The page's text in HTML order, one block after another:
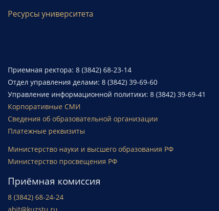
Ресурсы университета
Приемная ректора: 8 (3842) 68-23-14
Отдел управления делами: 8 (3842) 39-69-60
Управление информационной политики: 8 (3842) 39-69-41
Корпоративные СМИ
Сведения об образовательной организации
Платежные реквизиты
Министерство науки и высшего образования РФ
Министерство просвещения РФ
Приёмная комиссия
8 (3842) 68-24-24
abit@kuzstu.ru